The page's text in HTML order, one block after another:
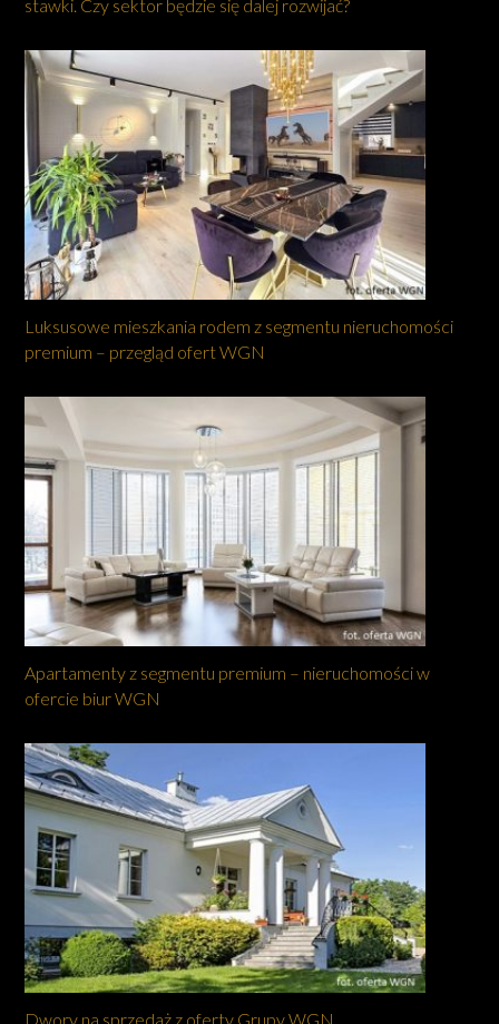
stawki. Czy sektor będzie się dalej rozwijać?
Luksusowe mieszkania rodem z segmentu nieruchomości
premium – przegląd ofert WGN
Apartamenty z segmentu premium – nieruchomości w
ofercie biur WGN
Dwory na sprzedaż z oferty Grupy WGN